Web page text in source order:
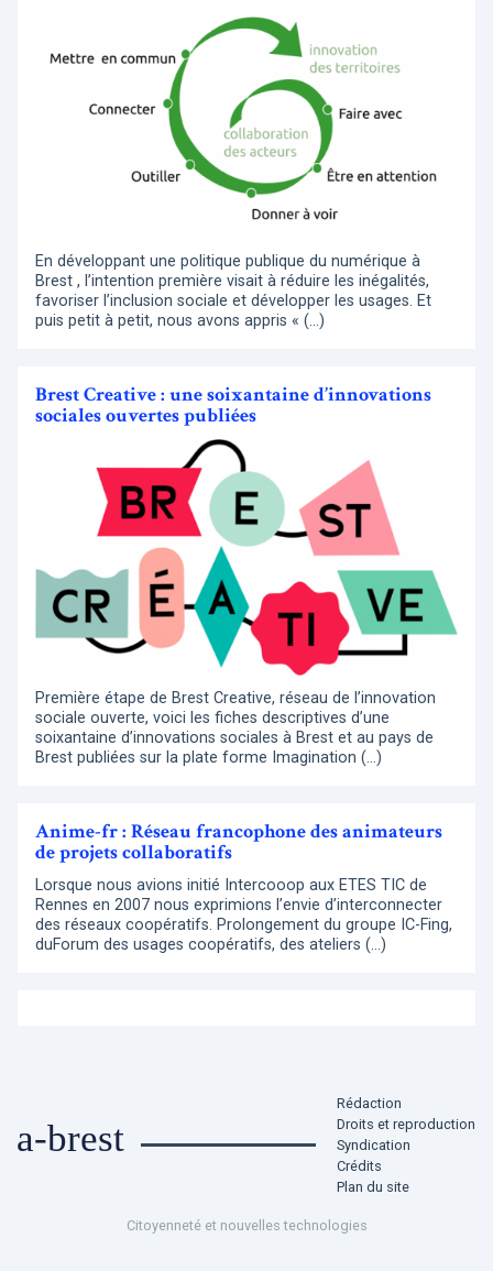
En développant une politique publique du numérique à
Brest , l’intention première visait à réduire les inégalités,
favoriser l’inclusion sociale et développer les usages. Et
puis petit à petit, nous avons appris « (…)
Brest Creative : une soixantaine d’innovations
sociales ouvertes publiées
Première étape de Brest Creative, réseau de l’innovation
sociale ouverte, voici les fiches descriptives d’une
soixantaine d’innovations sociales à Brest et au pays de
Brest publiées sur la plate forme Imagination (…)
Anime-fr : Réseau francophone des animateurs
de projets collaboratifs
Lorsque nous avions initié Intercooop aux ETES TIC de
Rennes en 2007 nous exprimions l’envie d’interconnecter
des réseaux coopératifs. Prolongement du groupe IC-Fing,
duForum des usages coopératifs, des ateliers (…)
a-brest
Rédaction
Droits et reproduction
Syndication
Crédits
Plan du site
Citoyenneté et nouvelles technologies